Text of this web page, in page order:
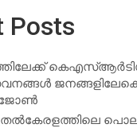
Posts
ജോൺ